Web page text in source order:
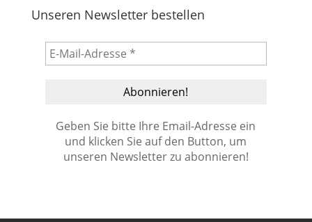
Unseren Newsletter bestellen
Geben Sie bitte Ihre Email-Adresse ein
und klicken Sie auf den Button, um
unseren Newsletter zu abonnieren!